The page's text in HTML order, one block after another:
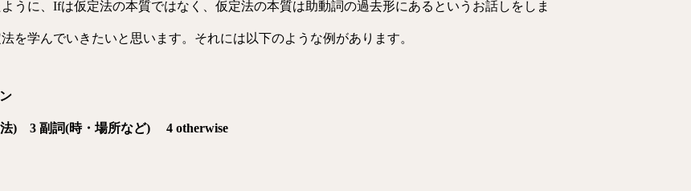
うに、Ifは仮定法の本質ではなく、仮定法の本質は助動詞の過去形にあるというお話しをしま
を学んでいきたいと思います。それには以下のような例があります。
法) 3 副詞(時・場所など) 4 otherwise